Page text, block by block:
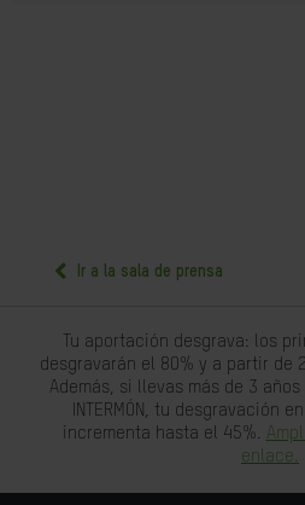
Ir a la sala de prensa
Tu aportación desgrava: los
desgravarán el 80% y a partir de
Además, si llevas más de 3 años
INTERMÓN, tu desgravación
incrementa hasta el 45%.
enlace.